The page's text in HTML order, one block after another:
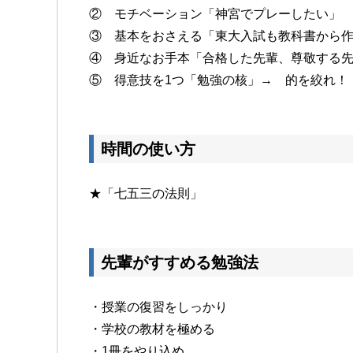
② モチベーション「神宮でプレーしたい」
③ 基本をおさえる「東大入試も教科書から作
④ 身近なお手本「合格した先輩、尊敬する先
⑤ 得意技を1つ「勉強の核」→ 的を絞れ！
時間の使い方
★「七五三の法則」
先輩がすすめる勉強法
・授業の復習をしっかり
・学校の教材を極める